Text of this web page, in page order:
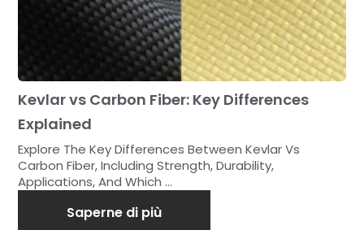
Kevlar vs Carbon Fiber: Key Differences
Explained
Explore The Key Differences Between Kevlar Vs
Carbon Fiber, Including Strength, Durability,
Applications, And Which ...
Saperne di più